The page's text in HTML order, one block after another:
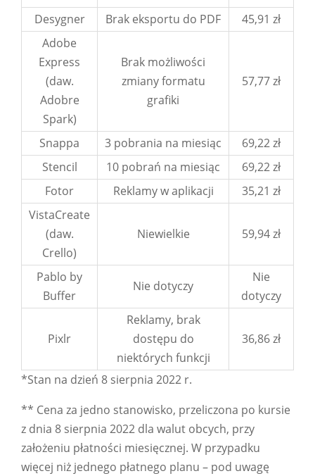
Desygner Brak eksportu do PDF
45,91 zł
Adobe
Express
(daw.
Adobre
Spark)
Brak możliwości
zmiany formatu
grafiki
57,77 zł
Snappa 3 pobrania na miesiąc
69,22 zł
Stencil
10 pobrań na miesiąc
69,22 zł
Fotor
Reklamy w aplikacji
35,21 zł
VistaCreate
(daw.
Crello)
Niewielkie 59,94 zł
Pablo by
Buffer
Nie dotyczy
Nie
dotyczy
Pixlr
Reklamy, brak
dostępu do
niektórych funkcji
36,86 zł
*Stan na dzień 8 sierpnia 2022 r.
** Cena za jedno stanowisko, przeliczona po kursie
z dnia 8 sierpnia 2022 dla walut obcych, przy
założeniu płatności miesięcznej. W przypadku
więcej niż jednego płatnego planu – pod uwagę